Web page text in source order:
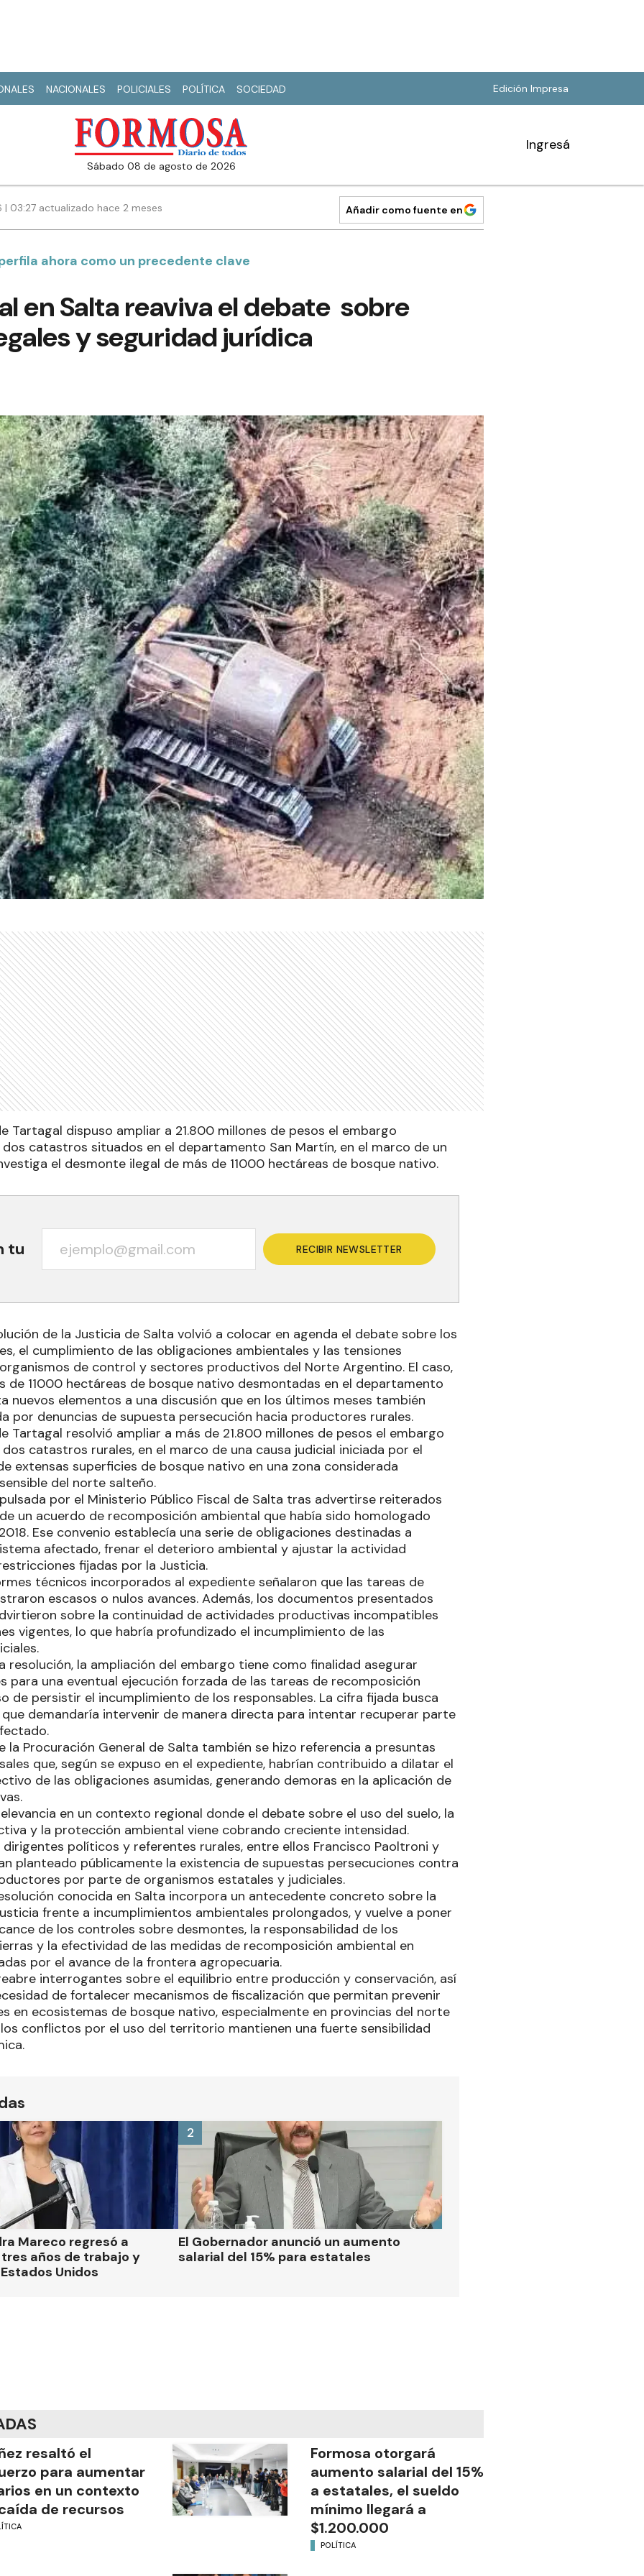
NACIONALES POLICIALES POLÍTICA SOCIEDAD Edición Impresa
sábado 08 de agosto de 2026
Ingresá
03:27 actualizado hace 2 meses Añadir como fuente en
ahora como un precedente clave
en Salta reaviva el debate sobre
y seguridad jurídica
Tartagal dispuso ampliar a 21.800 millones de pesos el embargo
catastros situados en el departamento San Martín, en el marco de un
el desmonte ilegal de más de 11000 hectáreas de bosque nativo.
tu RECIBIR NEWSLETTER
de la Justicia de Salta volvió a colocar en agenda el debate sobre los
el cumplimiento de las obligaciones ambientales y las tensiones
de control y sectores productivos del Norte Argentino. El caso,
de 11000 hectáreas de bosque nativo desmontadas en el departamento
nuevos elementos a una discusión que en los últimos meses también
por denuncias de supuesta persecución hacia productores rurales.
Tartagal resolvió ampliar a más de 21.800 millones de pesos el embargo
catastros rurales, en el marco de una causa judicial iniciada por el
extensas superficies de bosque nativo en una zona considerada
del norte salteño.
por el Ministerio Público Fiscal de Salta tras advertirse reiterados
un acuerdo de recomposición ambiental que había sido homologado
Ese convenio establecía una serie de obligaciones destinadas a
afectado, frenar el deterioro ambiental y ajustar la actividad
fijadas por la Justicia.
técnicos incorporados al expediente señalaron que las tareas de
escasos o nulos avances. Además, los documentos presentados
sobre la continuidad de actividades productivas incompatibles
vigentes, lo que habría profundizado el incumplimiento de las
resolución, la ampliación del embargo tiene como finalidad asegurar
para una eventual ejecución forzada de las tareas de recomposición
de persistir el incumplimiento de los responsables. La cifra fijada busca
demandaría intervenir de manera directa para intentar recuperar parte
la Procuración General de Salta también se hizo referencia a presuntas
que, según se expuso en el expediente, habrían contribuido a dilatar el
de las obligaciones asumidas, generando demoras en la aplicación de
en un contexto regional donde el debate sobre el uso del suelo, la
y la protección ambiental viene cobrando creciente intensidad.
dirigentes políticos y referentes rurales, entre ellos Francisco Paoltroni y
planteado públicamente la existencia de supuestas persecuciones contra
por parte de organismos estatales y judiciales.
conocida en Salta incorpora un antecedente concreto sobre la
frente a incumplimientos ambientales prolongados, y vuelve a poner
de los controles sobre desmontes, la responsabilidad de los
y la efectividad de las medidas de recomposición ambiental en
por el avance de la frontera agropecuaria.
interrogantes sobre el equilibrio entre producción y conservación, así
de fortalecer mecanismos de fiscalización que permitan prevenir
en ecosistemas de bosque nativo, especialmente en provincias del norte
conflictos por el uso del territorio mantienen una fuerte sensibilidad
Mareco regresó a
años de trabajo y
Unidos
El Gobernador anunció un aumento
salarial del 15% para estatales
2
resaltó el
para aumentar
en un contexto
de recursos
Formosa otorgará
aumento salarial del 15%
a estatales, el sueldo
mínimo llegará a
$1.200.000
POLÍTICA